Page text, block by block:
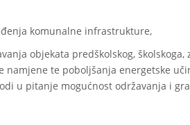
komunalne infrastrukture,
objekata predškolskog,
namjene te poboljšanja energetske
u pitanje mogućnost održavanja i